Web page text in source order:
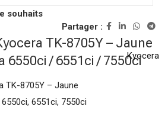
souhaits
Partager :
TK-8705Y – Jaune
6550ci / 6551ci / 7550ciKyocera
TK-8705Y – Jaune
6551ci, 7550ci